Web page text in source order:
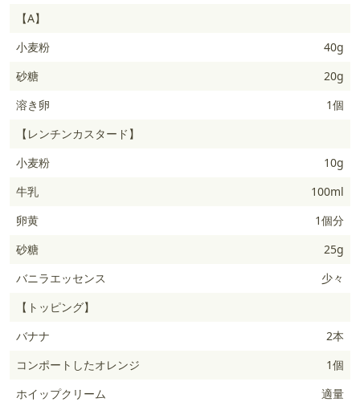
【A】
小麦粉
40g
砂糖
20g
溶き卵
1個
【レンチンカスタード】
小麦粉
10g
牛乳
100ml
卵黄
1個分
砂糖
25g
バニラエッセンス
少々
【トッピング】
バナナ
2本
コンポートしたオレンジ
1個
ホイップクリーム
適量